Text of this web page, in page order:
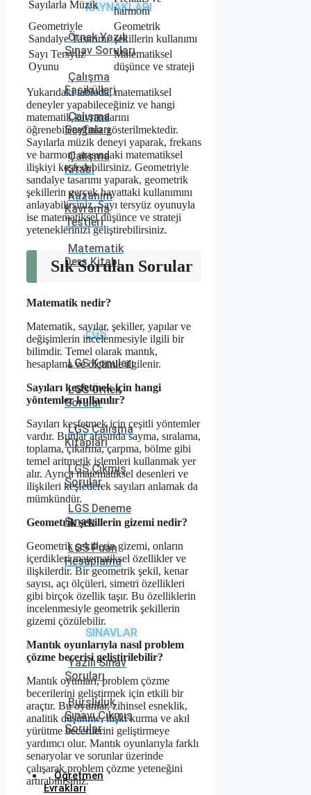
KAYNAKLARI
Örnek Yazılı
Sınav Soruları
Çalışma
Fasikülleri
Çalışma
Sayfaları
Çalışma
Kitabı
Kazanım
Kavrama
Testleri
Matematik
Ders Kitabı
LGS
LGS Konuları
LGS Örnek
Sorular
LGS Çalışma
Kitapları
LGS Çıkmış
Sorular
LGS Deneme
Sınavı
LGS Puan
Hesaplama
SINAVLAR
Yazılı Sınav
Soruları
Bursluluk
Sınavı Çıkmış
Sorular
Öğretmen
Evrakları
Sayılarla Müzik
harmoni
Geometriyle
Sandalye Tasarımı
Geometrik
şekillerin kullanımı
Sayı Tersyüz
Oyunu
Matematiksel
düşünce ve strateji
Yukarıdaki tabloda, matematiksel
deneyler yapabileceğiniz ve hangi
matematik kavramlarını
öğrenebileceğiniz gösterilmektedir.
Sayılarla müzik deneyi yaparak, frekans
ve harmoni arasındaki matematiksel
ilişkiyi keşfedebilirsiniz. Geometriyle
sandalye tasarımı yaparak, geometrik
şekillerin gerçek hayattaki kullanımını
anlayabilirsiniz. Sayı tersyüz oyunuyla
ise matematiksel düşünce ve strateji
yeteneklerinizi geliştirebilirsiniz.
Sık Sorulan Sorular
Matematik nedir?
Matematik, sayılar, şekiller, yapılar ve
değişimlerin incelenmesiyle ilgili bir
bilimdir. Temel olarak mantık,
hesaplama ve ölçümle ilgilenir.
Sayıları keşfetmek için hangi
yöntemler kullanılır?
Sayıları keşfetmek için çeşitli yöntemler
vardır. Bunlar arasında sayma, sıralama,
toplama, çıkarma, çarpma, bölme gibi
temel aritmetik işlemleri kullanmak yer
alır. Ayrıca matematiksel desenleri ve
ilişkileri keşfederek sayıları anlamak da
mümkündür.
Geometrik şekillerin gizemi nedir?
Geometrik şekillerin gizemi, onların
içerdikleri matematiksel özellikler ve
ilişkilerdir. Bir geometrik şekil, kenar
sayısı, açı ölçüleri, simetri özellikleri
gibi birçok özellik taşır. Bu özelliklerin
incelenmesiyle geometrik şekillerin
gizemi çözülebilir.
Mantık oyunlarıyla nasıl problem
çözme becerisi geliştirilebilir?
Mantık oyunları, problem çözme
becerilerini geliştirmek için etkili bir
araçtır. Bu oyunlar, zihinsel esneklik,
analitik düşünme, ilişki kurma ve akıl
yürütme becerilerini geliştirmeye
yardımcı olur. Mantık oyunlarıyla farklı
senaryolar ve sorunlar üzerinde
çalışarak problem çözme yeteneğini
artırabilirsiniz.